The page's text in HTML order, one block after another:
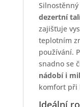
dezertní
zajišťuje
teplotním
používání.
snadno se
nádobí i
komfort při